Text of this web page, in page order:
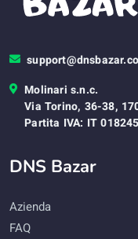
Molinari s.n.c.
Via Torino, 36-38,
Partita IVA: IT
DNS Bazar
Azienda
FAQ